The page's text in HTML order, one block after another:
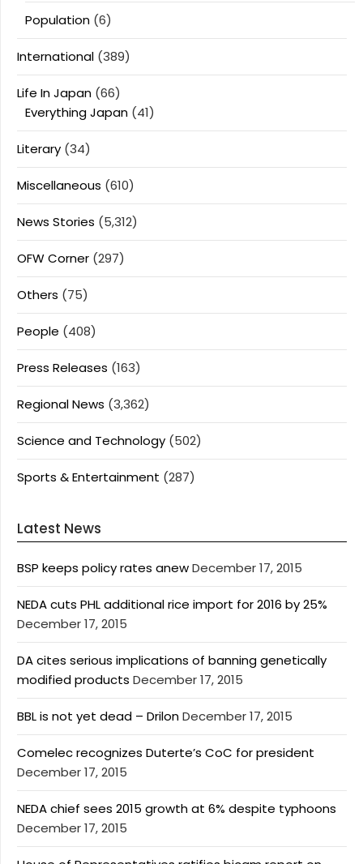
Population (6)
International (389)
Life In Japan (66)
Everything Japan (41)
Literary (34)
Miscellaneous (610)
News Stories (5,312)
OFW Corner (297)
Others (75)
People (408)
Press Releases (163)
Regional News (3,362)
Science and Technology (502)
Sports & Entertainment (287)
Latest News
BSP keeps policy rates anewDecember 17, 2015
NEDA cuts PHL additional rice import for 2016 by 25%
December 17, 2015
DA cites serious implications of banning genetically
modified products December 17, 2015
BBL is not yet dead – DrilonDecember 17, 2015
Comelec recognizes Duterte’s CoC for president
December 17, 2015
NEDA chief sees 2015 growth at 6% despite typhoons
December 17, 2015